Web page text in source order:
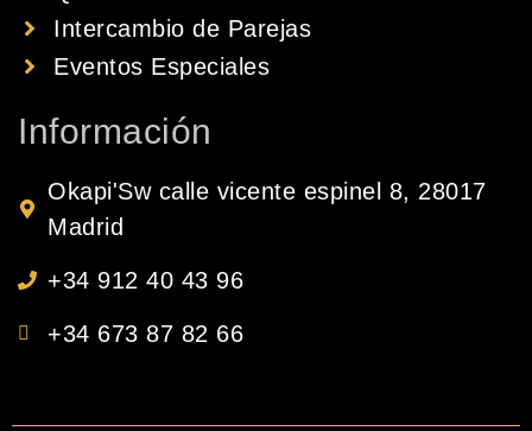
Intercambio de Parejas
Eventos Especiales
Información
Okapi'Sw calle vicente espinel 8, 28017
Madrid
+34 912 40 43 96
+34 673 87 82 66